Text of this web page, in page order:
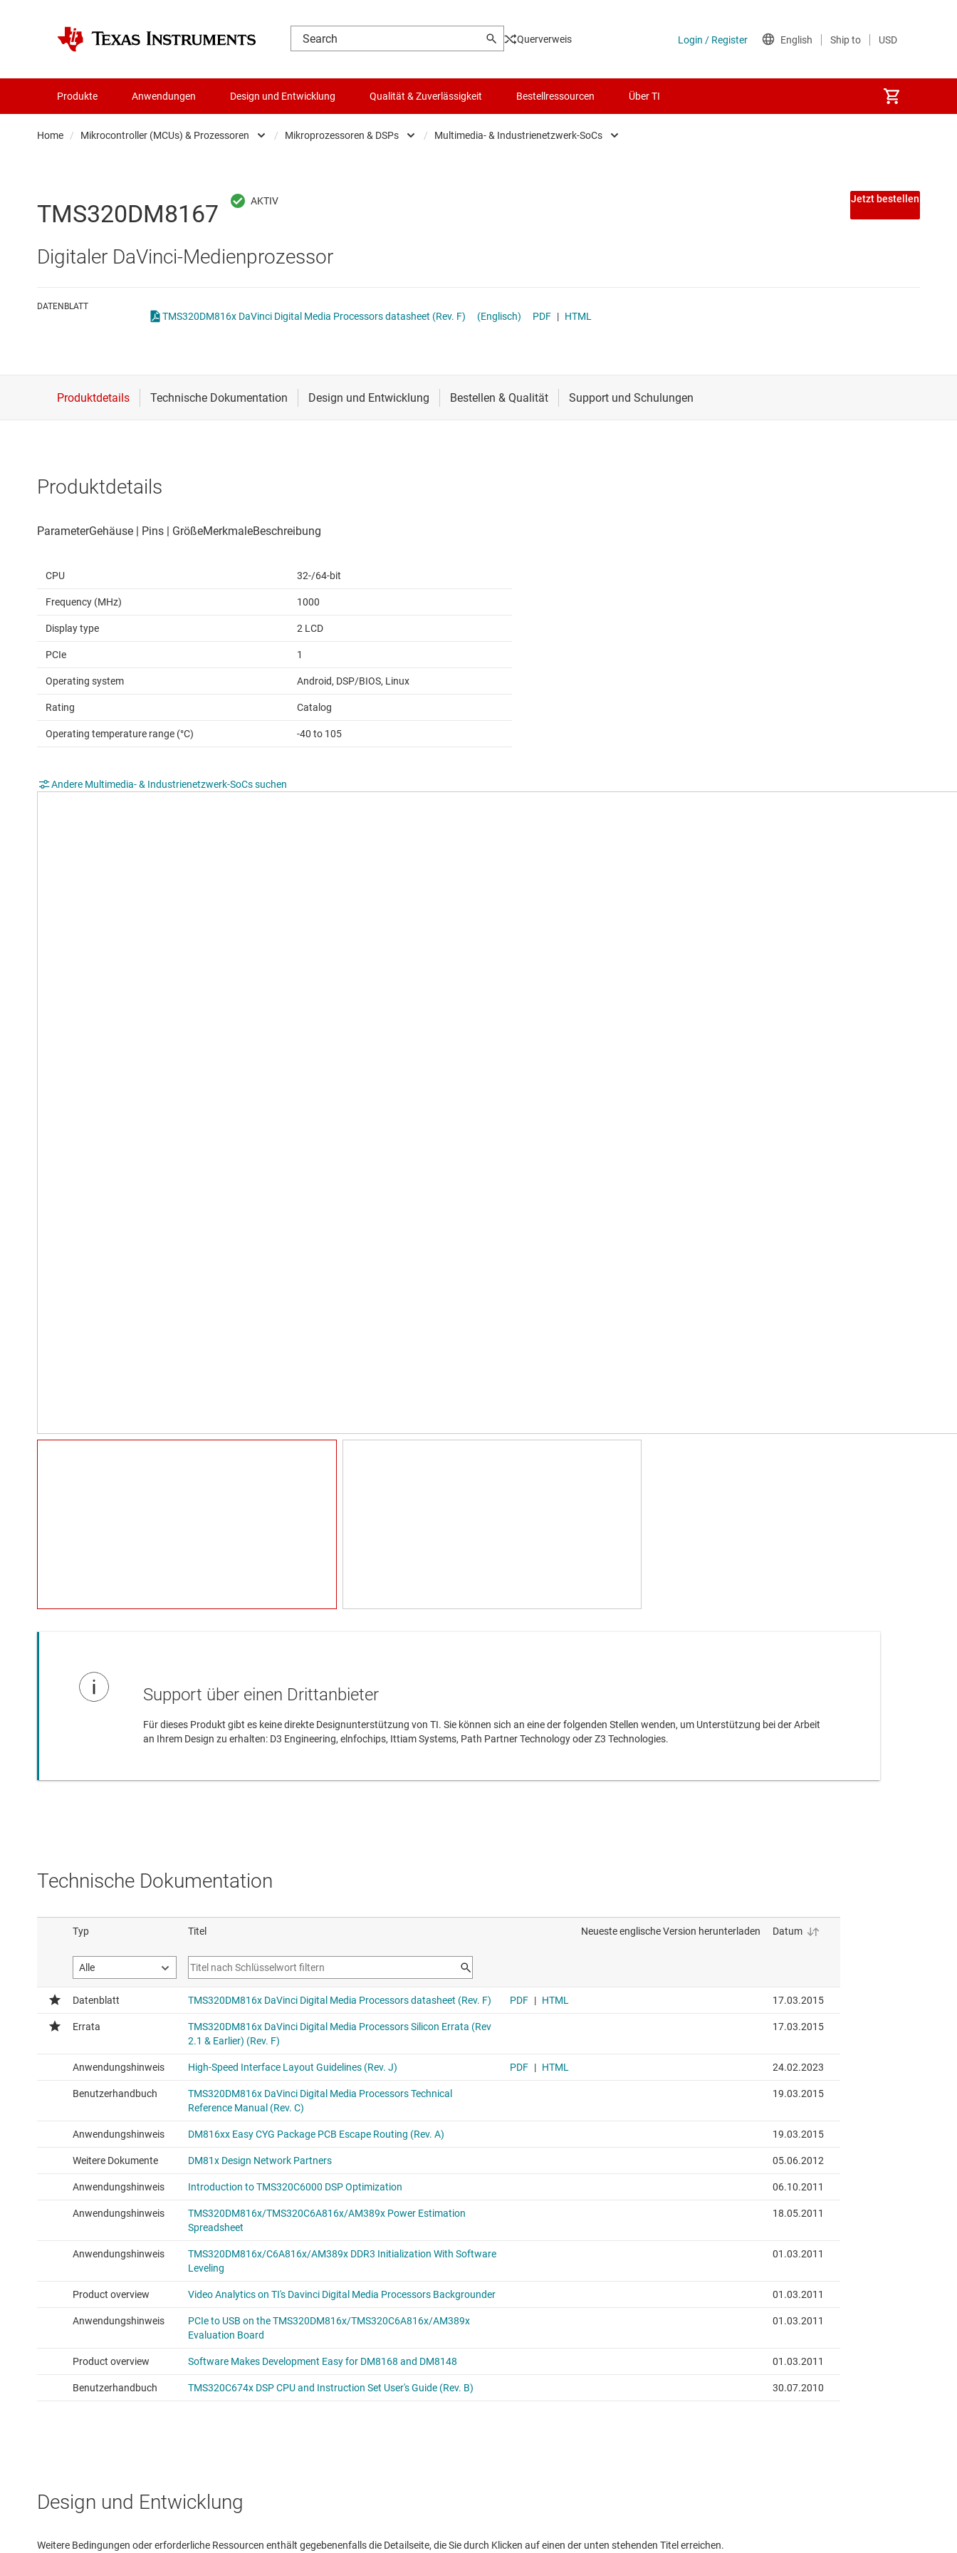
Querverweis
Produkte Anwendungen Design und Entwicklung Qualität & Zuverlässigkeit Bestellressourcen Über TI
Home / Mikrocontroller (MCUs) & Prozessoren
Batteriemanagement-ICs
Die- & Wafer-Services
Drahtlose Konnektivität Schnittstelle
/ Mikroprozessoren & DSPs / Multimedia- & Industrienetzwerk-SoCs
TMS320DM8167
Digitaler DaVinci-Medienprozessor
Jetzt bestellen
DATENBLATT
TMS320DM816x DaVinci Digital Media Processors datasheet (Rev. F) (Englisch) PDF | HTML
Produktdetails
CPU 32-/64-bit
Frequency (MHz) 1000
Display type 2 LCD
PCIe 1
Operating system Android, DSP/BIOS, Linux
Rating Catalog
Operating temperature range (°C) -40 to 105
Andere Multimedia- & Industrienetzwerk-SoCs suchen
Support über einen Drittanbieter
Für dieses Produkt gibt es keine direkte Designunterstützung von TI. Sie können sich an eine der folgenden Stellen wenden, um Unterstützung bei der Arbeit
an Ihrem Design zu erhalten: D3 Engineering, elnfochips, Ittiam Systems, Path Partner Technology oder Z3 Technologies.
Technische Dokumentation
Design und Entwicklung
Weitere Bedingungen oder erforderliche Ressourcen enthält gegebenenfalls die Detailseite, die Sie durch Klicken auf einen der unten stehenden Titel erreichen.